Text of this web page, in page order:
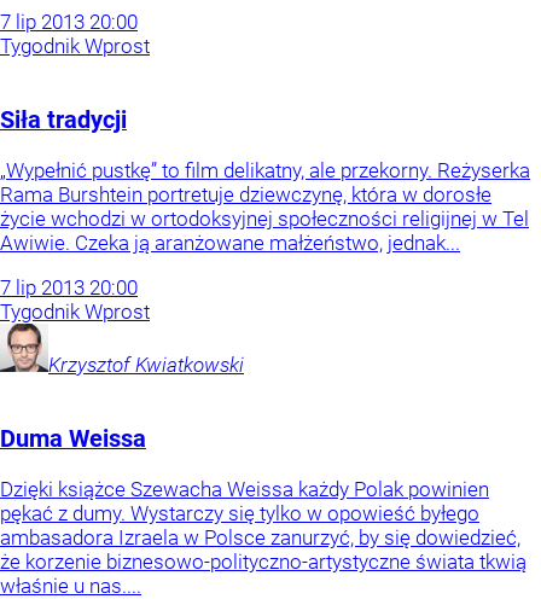
7 lip 2013 20:00
Tygodnik Wprost
Siła tradycji
„Wypełnić pustkę” to film delikatny, ale przekorny. Reżyserka
Rama Burshtein portretuje dziewczynę, która w dorosłe
życie wchodzi w ortodoksyjnej społeczności religijnej w Tel
Awiwie. Czeka ją aranżowane małżeństwo, jednak...
7 lip 2013 20:00
Tygodnik Wprost
Krzysztof Kwiatkowski
Duma Weissa
Dzięki książce Szewacha Weissa każdy Polak powinien
pękać z dumy. Wystarczy się tylko w opowieść byłego
ambasadora Izraela w Polsce zanurzyć, by się dowiedzieć,
że korzenie biznesowo-polityczno-artystyczne świata tkwią
właśnie u nas....